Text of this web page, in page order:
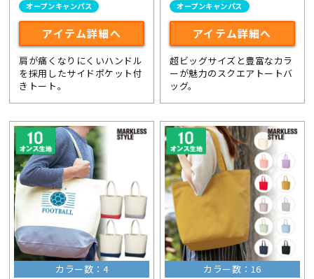
オープンキャンパス
アイテム詳細へ
肩が痛くなりにくいハンドル
を採用したサイドポケット付
きトート。
オープンキャンパス
アイテム詳細へ
超ビッグサイズと豊富なカラ
ーが魅力のスクエアトートバ
ッグ。
カラー数：4
カラー数：16